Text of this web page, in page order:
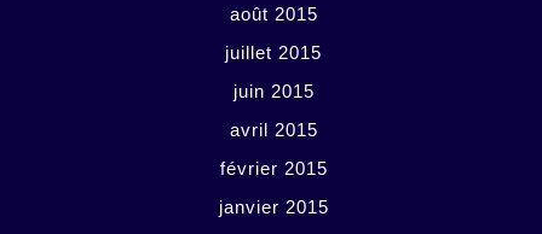
août 2015
juillet 2015
juin 2015
avril 2015
février 2015
janvier 2015